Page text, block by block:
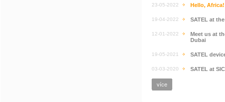
23-05-2022 Hello, Africa!
19-04-2022 SATEL at
12-01-2022
Meet us at
Dubai
19-05-2021 SATEL
03-03-2020 SATEL at
více